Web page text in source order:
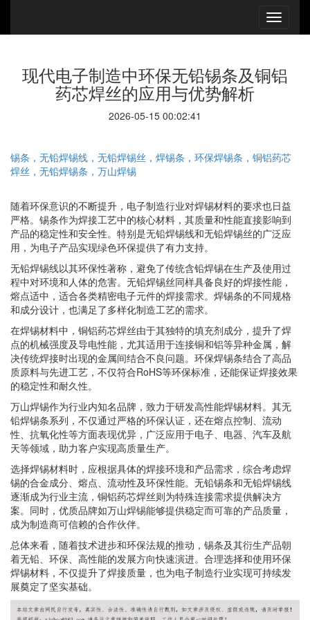
现代电子制造中环保无铅锡条及铜铝
药芯焊丝的应用与优势解析
2026-05-15 00:02:41
锡条，无铅焊锡线，无铅焊锡丝，焊锡条，环保焊锡条，铜铝药芯
焊丝，无铅焊锡条，万山焊锡
随着环保意识的不断提升，电子制造行业对焊锡材料的要求也日益
严格。锡条作为焊接工艺中的核心材料，其质量和性能直接影响到
产品的稳定性和安全性。特别是无铅焊锡线和无铅焊锡丝的广泛应
用，为电子产品实现绿色环保提供了有力支持。
无铅焊锡线以其环保性著称，避免了传统含铅焊锡在生产及使用过
程中对环境和人体的危害。无铅焊锡丝同样具备良好的焊接性能，
熔点适中，适合各类精密电子元件的焊接需求。焊锡条的不同规格
和成分设计，也满足了多样化制造工艺的需求。
在焊锡材料中，铜铝药芯焊丝由于其独特的填充剂成分，提升了焊
点的机械强度及导电性能，尤其适用于连接铜和铝等异种金属，解
决传统焊接时出现的金属间结合不良问题。环保焊锡条结合了高品
质原料与先进工艺，不仅符合RoHS等环保标准，还能保证焊接效果
的稳定性和耐久性。
万山焊锡作为行业内知名品牌，致力于研发高性能焊锡材料。其无
铅焊锡条系列，不仅通过严格的环保认证，还在熔点控制、流动
性、抗氧化性等方面表现优异，广泛应用于电子、电器、汽车及航
天等领域，助力客户实现高质量生产。
选择焊锡材料时，应根据具体的焊接环境和产品需求，综合考虑焊
锡的合金成分、熔点、流动性及环保性能。无铅锡条和无铅焊锡线
逐渐成为行业主流，铜铝药芯焊丝则为特殊连接需求提供解决方
案。同时，优质品牌如万山焊锡能够提供稳定而可靠的产品质量，
成为制造商可信赖的合作伙伴。
总体来看，随着技术进步和环保法规的推动，锡条及其衍生产品朝
着无铅、环保、高性能的发展方向快速演进。合理选择和使用环保
焊锡材料，不仅提升了焊接质量，也为电子制造行业实现可持续发
展奠定了坚实基础。